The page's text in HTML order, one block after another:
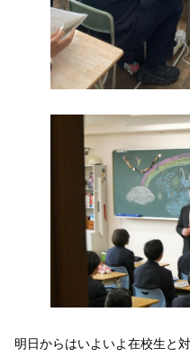
明日からはいよいよ在校生と